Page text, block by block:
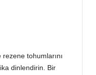
tohumlarını
dinlendirin. Bir